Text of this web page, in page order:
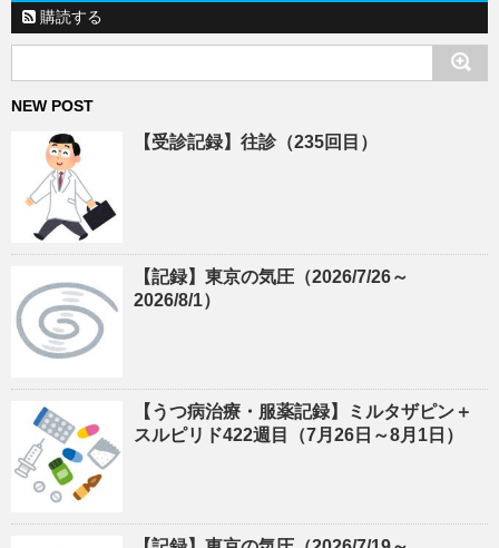
購読する
NEW POST
【受診記録】往診（235回目）
【記録】東京の気圧（2026/7/26～
2026/8/1）
【うつ病治療・服薬記録】ミルタザピン＋
スルピリド422週目（7月26日～8月1日）